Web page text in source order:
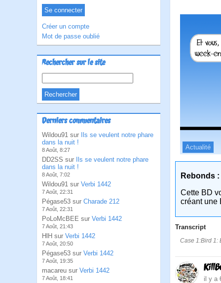
Créer un compte
Mot de passe oublié
Rechercher sur le site
Derniers commentaires
Wildou91 sur
Ils se veulent notre phare
dans la nuit !
8 Août, 8:27
DD2SS sur
Ils se veulent notre phare
dans la nuit !
8 Août, 7:02
Wildou91 sur Verbi 1442
7 Août, 22:31
Pégase53 sur Charade 212
7 Août, 22:31
PoLoMcBEE sur Verbi 1442
7 Août, 21:43
HlH sur Verbi 1442
7 Août, 20:50
Pégase53 sur Verbi 1442
7 Août, 19:35
macareu sur Verbi 1442
7 Août, 18:41
Actualité
Rebonds :
Cette BD
créant une
Transcript
Case 1:Bird 1:
il y a